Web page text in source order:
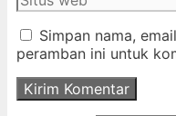
Simpan nama,
peramban ini untuk